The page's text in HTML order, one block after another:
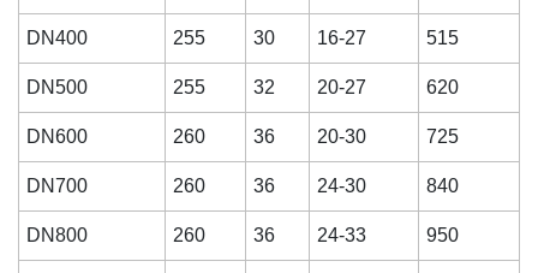
DN400 255 30 16-27 515
DN500 255 32 20-27 620
DN600 260 36 20-30 725
DN700 260 36 24-30 840
DN800 260 36 24-33 950